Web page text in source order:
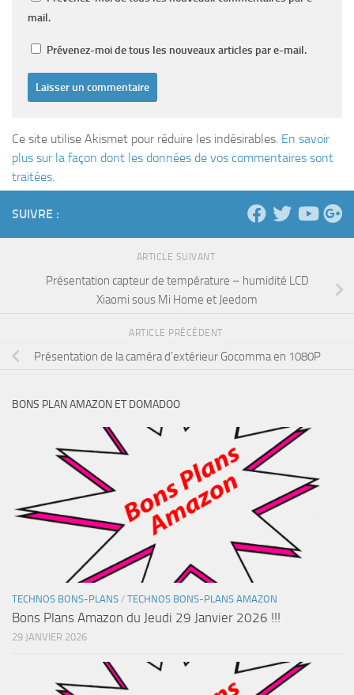
mail.
Prévenez-moi de tous les nouveaux articles par e-mail.
Ce site utilise Akismet pour réduire les indésirables. En savoir
plus sur la façon dont les données de vos commentaires sont
traitées.
SUIVRE :
ARTICLE SUIVANT
Présentation capteur de température – humidité LCD
Xiaomi sous Mi Home et Jeedom
ARTICLE PRÉCÉDENT
Présentation de la caméra d’extérieur Gocomma en 1080P
BONS PLAN AMAZON ET DOMADOO
TECHNOS BONS-PLANS / TECHNOS BONS-PLANS AMAZON
Bons Plans Amazon du Jeudi 29 Janvier 2026 !!!
29 JANVIER 2026